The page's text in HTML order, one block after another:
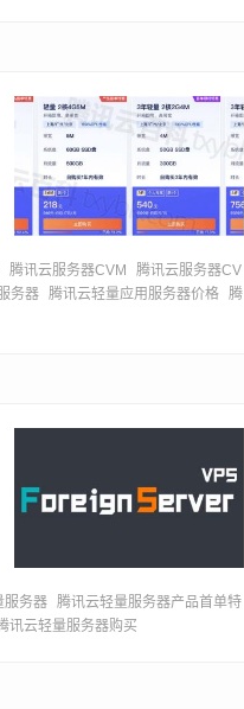
腾讯云服务器CVM
腾讯云服务器CV
务器 腾讯云轻量应用服务器价格 腾
服务器 腾讯云轻量服务器产品首单特
讯云轻量服务器购买